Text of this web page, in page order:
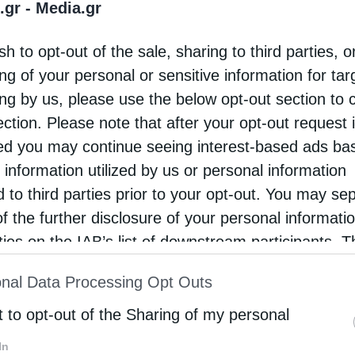
- Media.gr
to opt-out of the sale, sharing to third parties,
of your personal or sensitive information for
by us, please use the below opt-out section to
Please note that after your opt-out request
you may continue seeing interest-based ads
information utilized by us or personal information
to third parties prior to your opt-out. You may
the further disclosure of your personal
on the IAB’s list of downstream participants.
of Downstream Participantsthat may further
parties.
Data Processing Opt Outs
to opt-out of the Sharing of my personal
Τορόντο, “Μεταμόρφωση”. Το σχολείο άρχισε
έξι μαθητές και τώρα έχει περισσότερους
…
Σωτήριος για τα 150 χρόνια του Καναδά
Καθώς εορτάζουμε με χαρά την 150η
της Συνομοσπονδίας στον Καναδά, η Ιερά μας